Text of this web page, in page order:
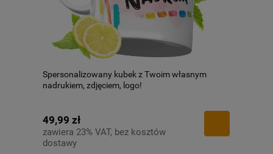
Spersonalizowany kubek z Twoim własnym
nadrukiem, zdjęciem, logo!
49,99 zł
zawiera 23% VAT, bez kosztów
dostawy